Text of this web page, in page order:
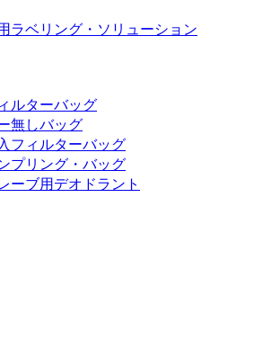
ラベリング・ソリューション
ルターバッグ
無しバッグ
フィルターバッグ
プリング・バッグ
ーブ用デオドラント